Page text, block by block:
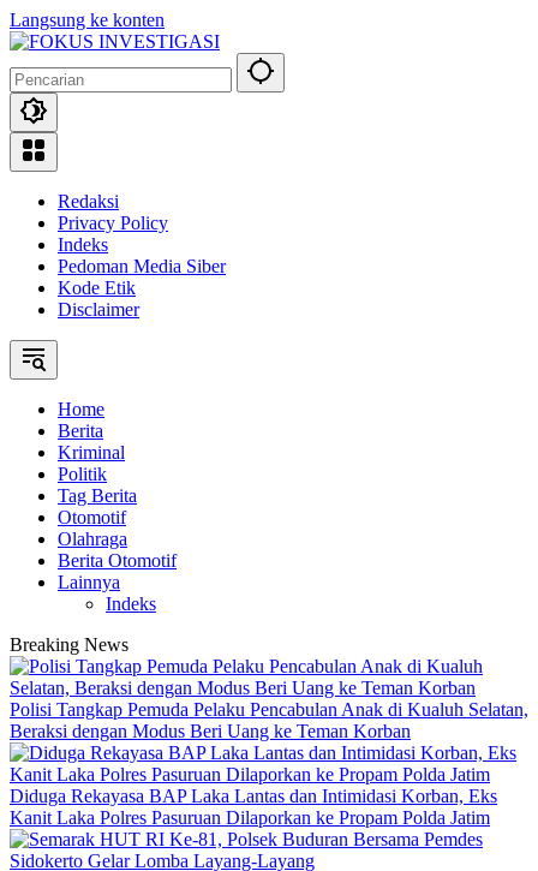
Langsung ke konten
Redaksi
Privacy Policy
Indeks
Pedoman Media Siber
Kode Etik
Disclaimer
Home
Berita
Kriminal
Politik
Tag Berita
Otomotif
Olahraga
Berita Otomotif
Lainnya
Indeks
Breaking News
Polisi Tangkap Pemuda Pelaku Pencabulan Anak di Kualuh Selatan,
Beraksi dengan Modus Beri Uang ke Teman Korban
Diduga Rekayasa BAP Laka Lantas dan Intimidasi Korban, Eks
Kanit Laka Polres Pasuruan Dilaporkan ke Propam Polda Jatim